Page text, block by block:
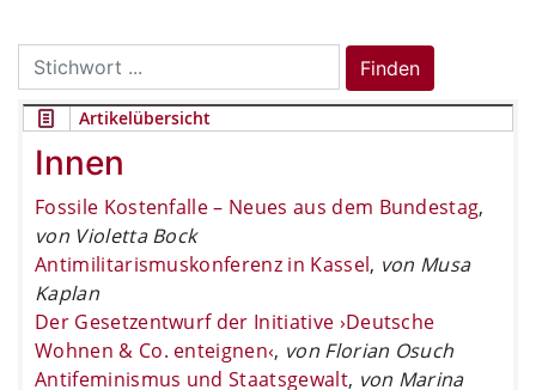
Search
for:
Finden
Artikelübersicht
Innen
Fossile Kostenfalle – Neues aus dem Bundestag,
von Violetta Bock
Antimilitarismuskonferenz in Kassel, von Musa
Kaplan
Der Gesetzentwurf der Initiative ›Deutsche
Wohnen & Co. enteignen‹, von Florian Osuch
Antifeminismus und Staatsgewalt, von Marina